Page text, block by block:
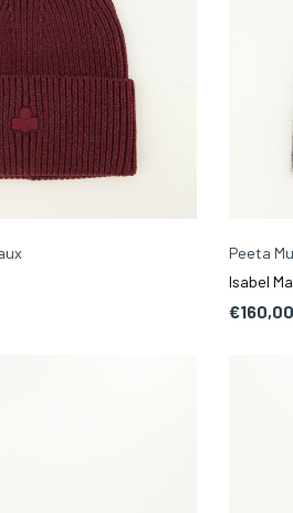
Peeta
Isabel
€160,00